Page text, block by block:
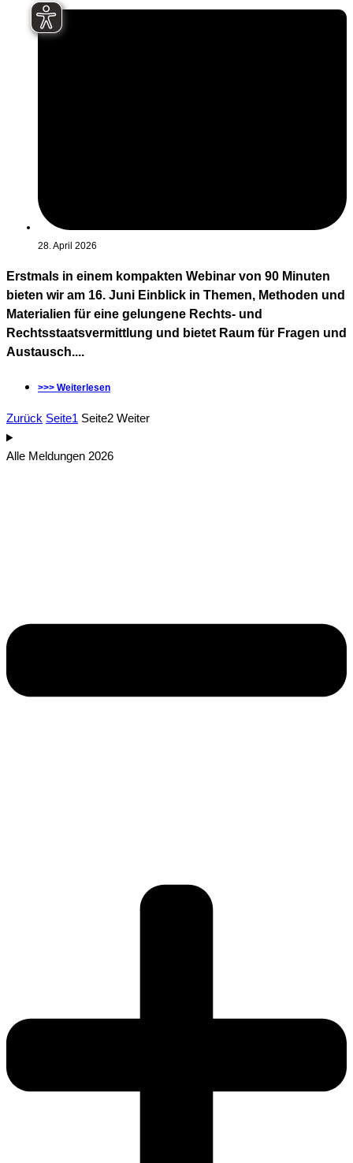
28. April 2026
Erstmals in einem kompakten Webinar von 90 Minuten
bieten wir am 16. Juni Einblick in Themen, Methoden und
Materialien für eine gelungene Rechts- und
Rechtsstaatsvermittlung und bietet Raum für Fragen und
Austausch....
>>> Weiterlesen
Zurück Seite1 Seite2 Weiter
Alle Meldungen 2026